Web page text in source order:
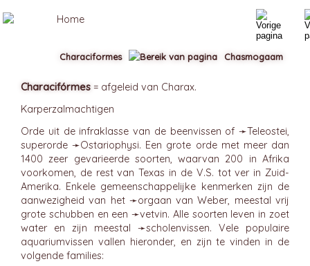
Characifórmes = afgeleid van Charax.
Karperzalmachtigen
Orde uit de infraklasse van de beenvissen of ➛Teleostei,
superorde ➛Ostariophysi. Een grote orde met meer dan
1400 zeer gevarieerde soorten, waarvan 200 in Afrika
voorkomen, de rest van Texas in de V.S. tot ver in Zuid-
Amerika. Enkele gemeenschappelijke kenmerken zijn de
aanwezigheid van het ➛orgaan van Weber, meestal vrij
grote schubben en een ➛vetvin. Alle soorten leven in zoet
water en zijn meestal ➛scholenvissen. Vele populaire
aquariumvissen vallen hieronder, en zijn te vinden in de
volgende families:
Characiformes Chasmogaam